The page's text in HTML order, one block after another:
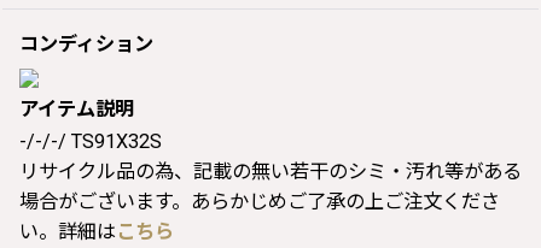
コンディション
アイテム説明
-/-/-/ TS91X32S
リサイクル品の為、記載の無い若干のシミ・汚れ等がある
場合がございます。あらかじめご了承の上ご注文くださ
い。詳細は こちら